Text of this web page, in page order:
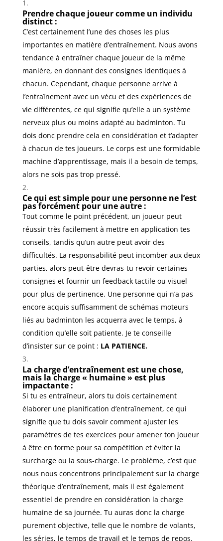
Prendre chaque joueur comme un individu
distinct :
C’est certainement l’une des choses les plus
importantes en matière d’entraînement. Nous avons
tendance à entraîner chaque joueur de la même
manière, en donnant des consignes identiques à
chacun. Cependant, chaque personne arrive à
l’entraînement avec un vécu et des expériences de
vie différentes, ce qui signifie qu’elle a un système
nerveux plus ou moins adapté au badminton. Tu
dois donc prendre cela en considération et t’adapter
à chacun de tes joueurs. Le corps est une formidable
machine d’apprentissage, mais il a besoin de temps,
alors ne sois pas trop pressé.
Ce qui est simple pour une personne ne l’est
pas forcément pour une autre :
Tout comme le point précédent, un joueur peut
réussir très facilement à mettre en application tes
conseils, tandis qu’un autre peut avoir des
difficultés. La responsabilité peut incomber aux deux
parties, alors peut-être devras-tu revoir certaines
consignes et fournir un feedback tactile ou visuel
pour plus de pertinence. Une personne qui n’a pas
encore acquis suffisamment de schémas moteurs
liés au badminton les acquerra avec le temps, à
condition qu’elle soit patiente. Je te conseille
d’insister sur ce point : LA PATIENCE.
La charge d’entraînement est une chose,
mais la charge « humaine » est plus
impactante :
Si tu es entraîneur, alors tu dois certainement
élaborer une planification d’entraînement, ce qui
signifie que tu dois savoir comment ajuster les
paramètres de tes exercices pour amener ton joueur
à être en forme pour sa compétition et éviter la
surcharge ou la sous-charge. Le problème, c’est que
nous nous concentrons principalement sur la charge
théorique d’entraînement, mais il est également
essentiel de prendre en considération la charge
humaine de sa journée. Tu auras donc la charge
purement objective, telle que le nombre de volants,
les séries, le temps de travail et le temps de repos.